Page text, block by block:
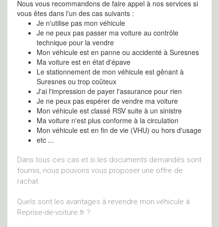
Nous vous recommandons de faire appel à nos services si
vous êtes dans l'un des cas suivants :
Je n'utilise pas mon véhicule
Je ne peux pas passer ma voiture au contrôle
technique pour la vendre
Mon véhicule est en panne ou accidenté à Suresnes
Ma voiture est en état d'épave
Le stationnement de mon véhicule est gênant à
Suresnes ou trop coûteux
J'ai l'impression de payer l'assurance pour rien
Je ne peux pas espérer de vendre ma voiture
Mon véhicule est classé RSV suite à un sinistre
Ma voiture n'est plus conforme à la circulation
Mon véhicule est en fin de vie (VHU) ou hors d'usage
etc ...
Dans tous ces cas et si les documents demandés sont
fournis, nous pouvons vous proposer une offre de
rachat.
Quels sont les avantages à revendre mon véhicule à
Reprise-de-voiture.fr ?